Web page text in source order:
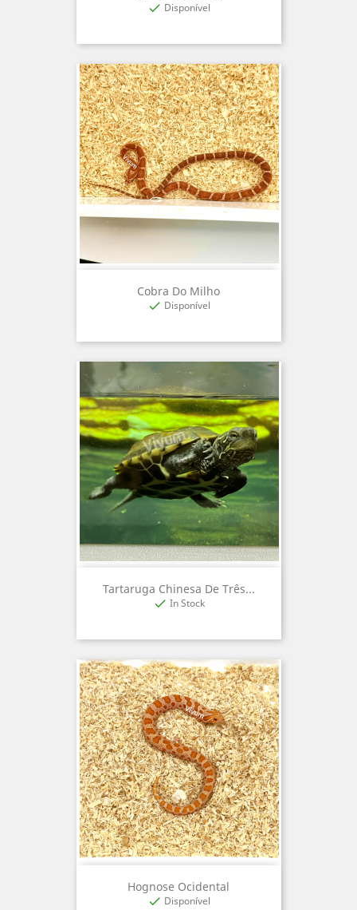
 Disponível
Cobra Do Milho
 Disponível
Tartaruga Chinesa De Três...
 In Stock
Hognose Ocidental
 Disponível